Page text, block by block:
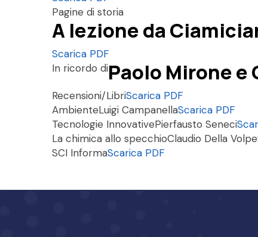
Pagine di storia
A lezione da
Scarica PDF
In ricordo diPaolo Mirone e
Recensioni/LibriScarica PDF
AmbienteLuigi CampanellaScarica PDF
Tecnologie InnovativePierfausto Seneci
La chimica allo specchioClaudio Della Volpe
SCI InformaScarica PDF